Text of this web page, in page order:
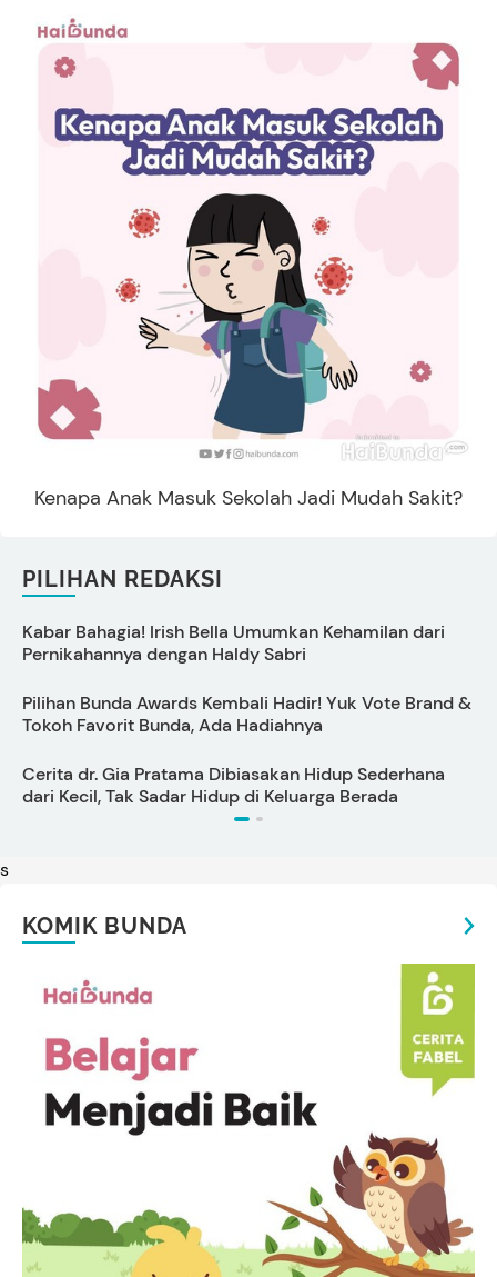
Kenapa Anak Masuk Sekolah Jadi Mudah Sakit?
PILIHAN REDAKSI
Kabar Bahagia! Irish Bella Umumkan Kehamilan dari
Pernikahannya dengan Haldy Sabri
Pilihan Bunda Awards Kembali Hadir! Yuk Vote Brand &
Tokoh Favorit Bunda, Ada Hadiahnya
Cerita dr. Gia Pratama Dibiasakan Hidup Sederhana
dari Kecil, Tak Sadar Hidup di Keluarga Berada
s
KOMIK BUNDA